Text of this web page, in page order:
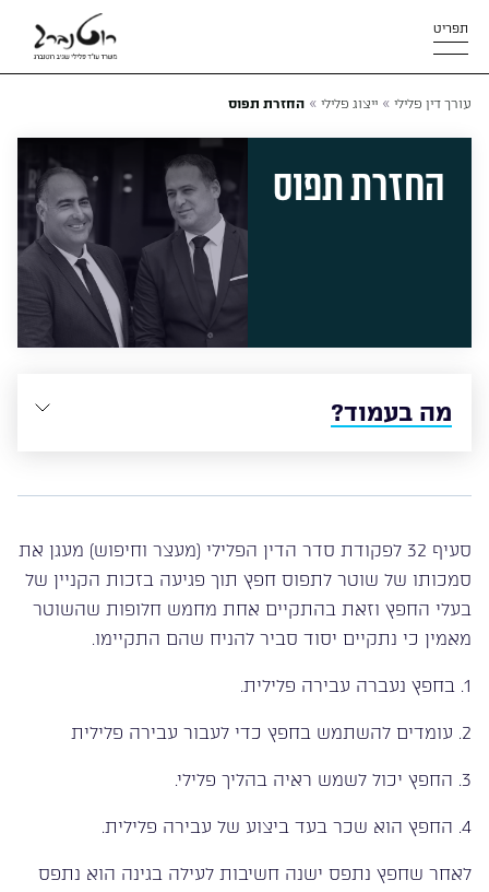
תפריט
עורך דין פלילי » ייצוג פלילי » החזרת תפוס
החזרת תפוס
מה בעמוד?
סעיף 32 לפקודת סדר הדין הפלילי (מעצר וחיפוש) מעגן את
סמכותו של שוטר לתפוס חפץ תוך פגיעה בזכות הקניין של
בעלי החפץ וזאת בהתקיים אחת מחמש חלופות שהשוטר
מאמין כי נתקיים יסוד סביר להניח שהם התקיימו.
1. בחפץ נעברה עבירה פלילית.
2. עומדים להשתמש בחפץ כדי לעבור עבירה פלילית
3. החפץ יכול לשמש ראיה בהליך פלילי.
4. החפץ הוא שכר בעד ביצוע של עבירה פלילית.
לאחר שחפץ נתפס ישנה חשיבות לעילה בגינה הוא נתפס